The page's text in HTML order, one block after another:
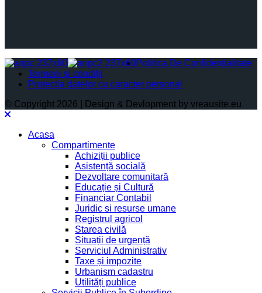
Politica De Confidențialitate
Termeni și condiții
Protectia datelor cu caracter personal
© Copyright 2026 | Design & Devlopment by vreausite.eu
Acasa
Compartimente
Achiziții publice
Asistență socială
Dezvoltare comunitară
Educație și Cultură
Financiar Contabil
Juridic si resurse umane
Registrul agricol
Starea civilă
Situații de urgență
Serviciul Administrativ
Taxe și impozite
Urbanism cadastru
Utilități publice